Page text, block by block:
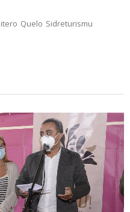
Quelo Sidreturismu